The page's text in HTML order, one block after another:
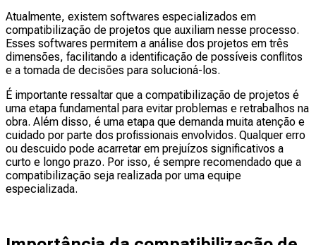
Atualmente, existem softwares especializados em
compatibilização de projetos que auxiliam nesse processo.
Esses softwares permitem a análise dos projetos em três
dimensões, facilitando a identificação de possíveis conflitos
e a tomada de decisões para solucioná-los.
É importante ressaltar que a compatibilização de projetos é
uma etapa fundamental para evitar problemas e retrabalhos na
obra. Além disso, é uma etapa que demanda muita atenção e
cuidado por parte dos profissionais envolvidos. Qualquer erro
ou descuido pode acarretar em prejuízos significativos a
curto e longo prazo. Por isso, é sempre recomendado que a
compatibilização seja realizada por uma equipe
especializada.